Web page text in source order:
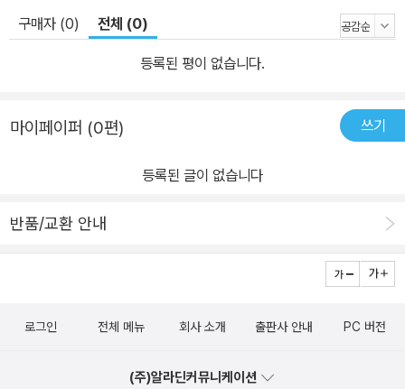
구매자 (0) 전체 (0)
등록된 평이 없습니다.
마이페이퍼 (0편) 쓰기
등록된 글이 없습니다
반품/교환 안내
로그인 전체 메뉴 회사 소개 출판사 안내 PC 버전
(주)알라딘커뮤니케이션